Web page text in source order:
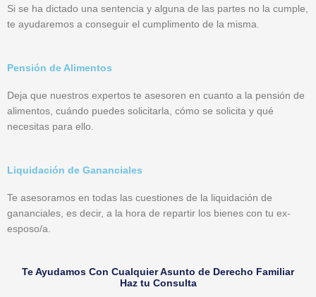
Si se ha dictado una sentencia y alguna de las partes no la cumple,
te ayudaremos a conseguir el cumplimento de la misma.
Pensión de Alimentos
Deja que nuestros expertos te asesoren en cuanto a la pensión de
alimentos, cuándo puedes solicitarla, cómo se solicita y qué
necesitas para ello.
Liquidación de Gananciales
Te asesoramos en todas las cuestiones de la liquidación de
gananciales, es decir, a la hora de repartir los bienes con tu ex-
esposo/a.
Te Ayudamos Con Cualquier Asunto de Derecho Familiar
Haz tu Consulta